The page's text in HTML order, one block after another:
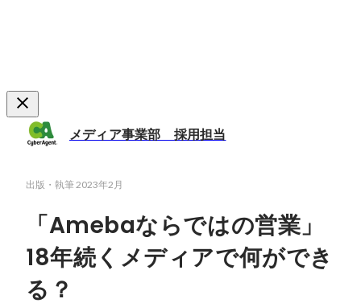
メディア事業部 採用担当
出版・執筆2023年2月
「Amebaならではの営業」
18年続くメディアで何ができ
る？